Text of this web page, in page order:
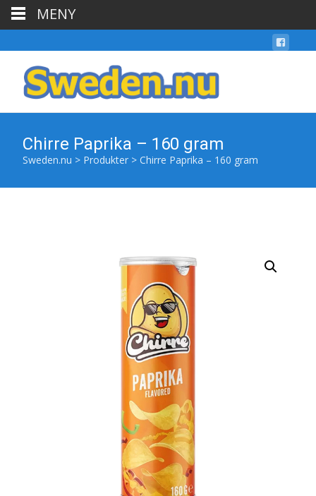
Chirre Paprika – 160 gram
Sweden.nu > Produkter > Chirre Paprika – 160 gram
MENY